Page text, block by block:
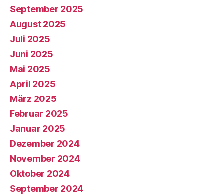
September 2025
August 2025
Juli 2025
Juni 2025
Mai 2025
April 2025
März 2025
Februar 2025
Januar 2025
Dezember 2024
November 2024
Oktober 2024
September 2024